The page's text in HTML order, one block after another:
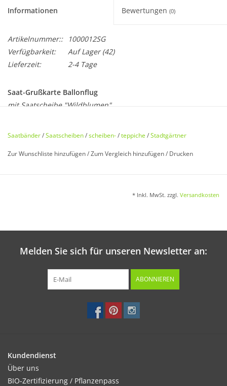
Informationen Bewertungen (0)
Artikelnummer::
1000012SG
Verfügbarkeit:
Auf Lager(42)
Lieferzeit:
2-4 Tage
Saat-Grußkarte Ballonflug
mit Saatscheibe "Wildblumen"
Saatpapier, die man anschließend abtrennen und
Wer hat als Kind nicht davon geträumt? Geht es vielleicht
doch? Einen großen Ballon in die Hand nehmen und frei
schwebend die Welt von oben zu betrachten? Den irdischen
Problemen einfach entsteigen? Zumindest träumen ist
Die angeheftete Form ist aus
Saatbänder/Saatscheiben/scheiben-/teppiche /Stadtgärtner
Zur Wunschliste hinzufügen/Zum Vergleich hinzufügen/ Drucken
* Inkl. MwSt. zzgl. Versandkosten
Melden Sie sich für unseren Newsletter an:
ABONNIEREN
Kundendienst
Über uns
BIO-Zertifizierung / Pflanzenpass